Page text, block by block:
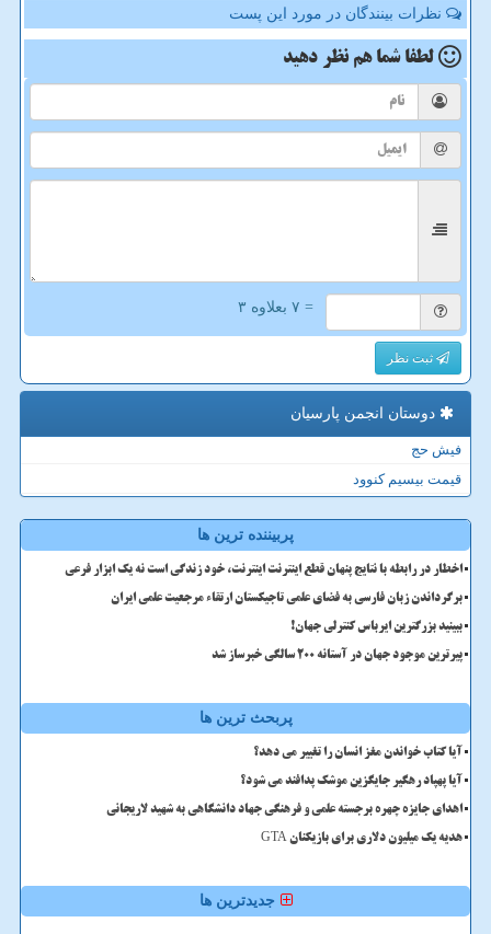
نظرات بینندگان در مورد این پست
لطفا شما هم نظر دهید
= ۷ بعلاوه ۳
ثبت نظر
دوستان انجمن پارسیان
فیش حج
قیمت بیسیم کنوود
پربیننده ترین ها
اخطار در رابطه با نتایج پنهان قطع اینترنت اینترنت، خود زندگی است نه یک ابزار فرعی
برگرداندن زبان فارسی به فضای علمی تاجیکستان ارتقاء مرجعیت علمی ایران
ببینید بزرگترین ایرباس کنترلی جهان!
پیرترین موجود جهان در آستانه ۲۰۰ سالگی خبرساز شد
پربحث ترین ها
آیا کتاب خواندن مغز انسان را تغییر می دهد؟
آیا پهپاد رهگیر جایگزین موشک پدافند می شود؟
اهدای جایزه چهره برجسته علمی و فرهنگی جهاد دانشگاهی به شهید لاریجانی
هدیه یک میلیون دلاری برای بازیکنان GTA
جدیدترین ها